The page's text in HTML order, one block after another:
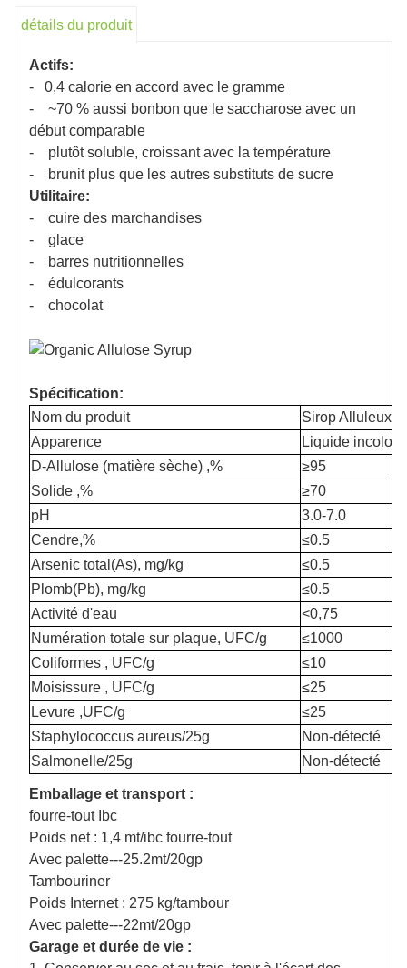
L'allulose est un sucre naturellement présent dans les
sans certains des inconvénients bien documentés du
Chimiquement, l'allulose est similaire au fructose, qui
fruits. Il est environ 70 % aussi sucré que le sucre, il a
n'est pas non plus absorbé par le corps et ne contribue
calorique quotidien.
Sirop d'allulose sucré à vendre, liquide indigestif
sirop d'allulose pour la cuisson
détails du produit
Actifs:
- 0,4 calorie en accord avec le gramme
- ~70 % aussi bonbon que le saccharose avec un
début comparable
- plutôt soluble, croissant avec la température
- brunit plus que les autres substituts de sucre
Utilitaire:
- cuire des marchandises
- glace
- barres nutritionnelles
- édulcorants
- chocolat
Spécification:
Nom du produit
Sirop Alluleux
Apparence
Liquide
D-Allulose (matière sèche) ,%
≥95
Solide ,%
≥70
pH
3.0-7.0
Cendre,%
≤0.5
Arsenic total(As), mg/kg
≤0.5
Plomb(Pb), mg/kg
≤0.5
Activité d'eau
<0,75
Numération totale sur plaque, UFC/g
≤1000
Coliformes , UFC/g
≤10
Moisissure , UFC/g
≤25
Levure ,UFC/g
≤25
Staphylococcus aureus/25g
Non-détecté
Salmonelle/25g
Non-détecté
Emballage et transport :
fourre-tout Ibc
Poids net : 1,4 mt/ibc fourre-tout
Avec palette---25.2mt/20gp
Tambouriner
Poids Internet : 275 kg/tambour
Avec palette---22mt/20gp
Garage et durée de vie :